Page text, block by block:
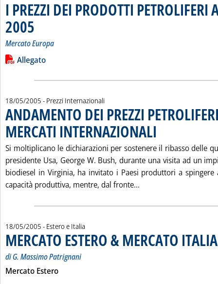
I PREZZI DEI PRODOTTI PETROLIFERI
2005
Mercato Europa
Leggi tutta la notizia: 'I PREZZI DEI PRODOTTI PETROLIFERI
Lista allegati PDF alla notizia
Allegato
18/05/2005 - Prezzi Internazionali
ANDAMENTO DEI PREZZI
MERCATI INTERNAZIONALI
Si moltiplicano le dichiarazioni per sostenere il ribasso delle
presidente Usa, George W. Bush, durante una visita ad un
biodiesel in Virginia, ha invitato i Paesi produttori a
capacità produttiva, mentre, dal fronte...
18/05/2005 - Estero e Italia
MERCATO ESTERO & MERCATO ITALIA
di G. Massimo Patrignani
Mercato Estero